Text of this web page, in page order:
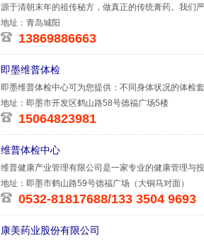
源于清朝末年的祖传秘方，做真正的传统膏药。我们
克，不同的中
地址：青岛城阳
13869886663
即墨维普体检
即墨维普体检中心可为您提供：不同身体状况的体检
咨询、问诊
地址：即墨市开发区鹤山路58号德福广场5楼
15064823981
维普体检中心
维普健康产业管理有限公司是一家专业的健康管理与
医疗资源，
地址：即墨市鹤山路59号德福广场（大铜马对面）
0532-81817688/133 3504 9693
康美药业股份有限公司